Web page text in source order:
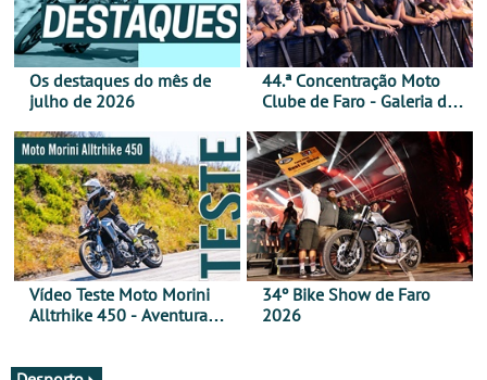
Os destaques do mês de
julho de 2026
44.ª Concentração Moto
Clube de Faro - Galeria de
Vídeo Teste Moto Morini
Alltrhike 450 - Aventura
34º Bike Show de Faro
2026